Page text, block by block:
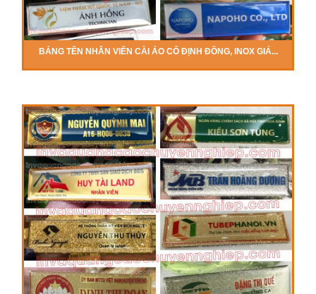
BẢNG TÊN NHÂN VIÊN CÀI ÁO CỐ ĐỊNH ĐỒNG, INOX GIÁ...